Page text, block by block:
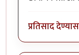
प्रतिसाद